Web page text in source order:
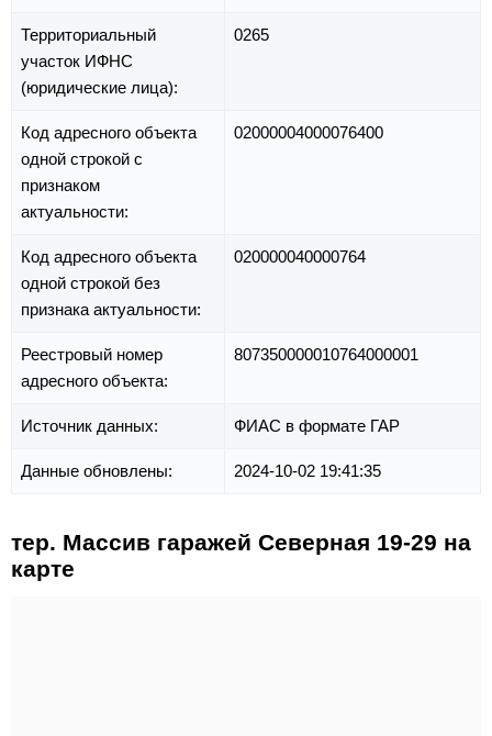
Территориальный
участок ИФНС
(юридические лица):
0265
Код адресного объекта
одной строкой с
признаком
актуальности:
02000004000076400
Код адресного объекта
одной строкой без
признака актуальности:
020000040000764
Реестровый номер
адресного объекта:
807350000010764000001
Источник данных: ФИАС в формате ГАР
Данные обновлены: 2024-10-02 19:41:35
тер. Массив гаражей Северная 19-29 на
карте